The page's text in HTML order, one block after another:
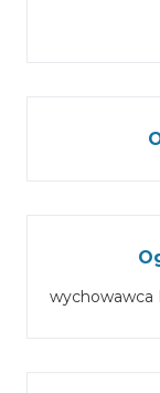
wychowawca